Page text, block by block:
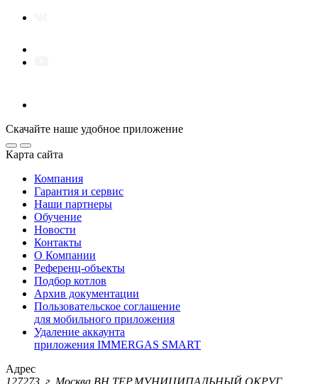
Скачайте наше удобное приложение
Карта сайта
Компания
Гарантия и сервис
Наши партнеры
Обучение
Новости
Контакты
О Компании
Референц-объекты
Подбор котлов
Архив документации
Пользовательское соглашение
для мобильного приложения
Удаление аккаунта
приложения IMMERGAS SMART
Адрес
127273, г. Москва ВН.ТЕР.МУНИЦИПАЛЬНЫЙ ОКРУГ